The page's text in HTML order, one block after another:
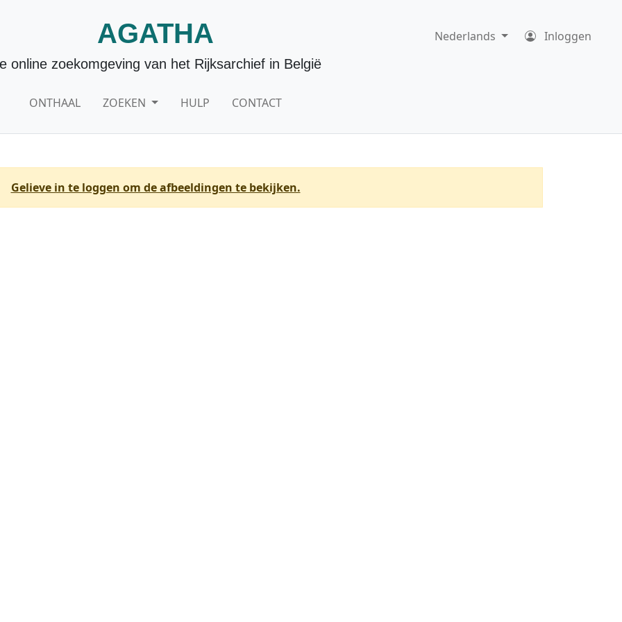
AGATHA
online zoekomgeving van het Rijksarchief in België
ONTHAAL ZOEKEN HULP CONTACT
Nederlands Inloggen
Gelieve in te loggen om de afbeeldingen te bekijken.